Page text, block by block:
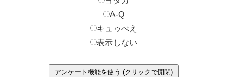
A-Q
キュゥべえ
表示しない
アンケート機能を使う (クリックで開閉)